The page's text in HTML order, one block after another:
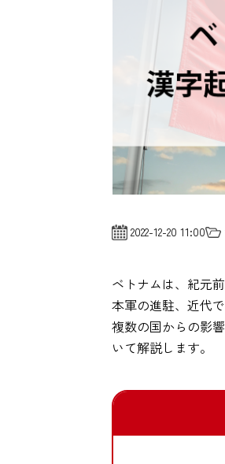
2022-12-20 11:00
ベトナムは、紀元
本軍の進駐、近代
複数の国からの影
いて解説します。